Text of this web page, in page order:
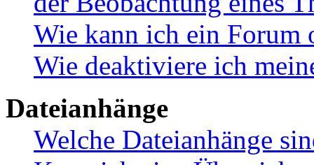
Wie kann ich ein Forum
Wie deaktiviere ich
Dateianhänge
Welche Dateianhänge